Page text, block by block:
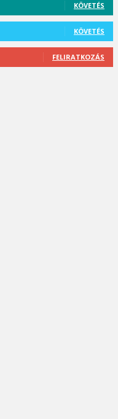
KÖVETÉS
KÖVETÉS
FELIRATKOZÁS